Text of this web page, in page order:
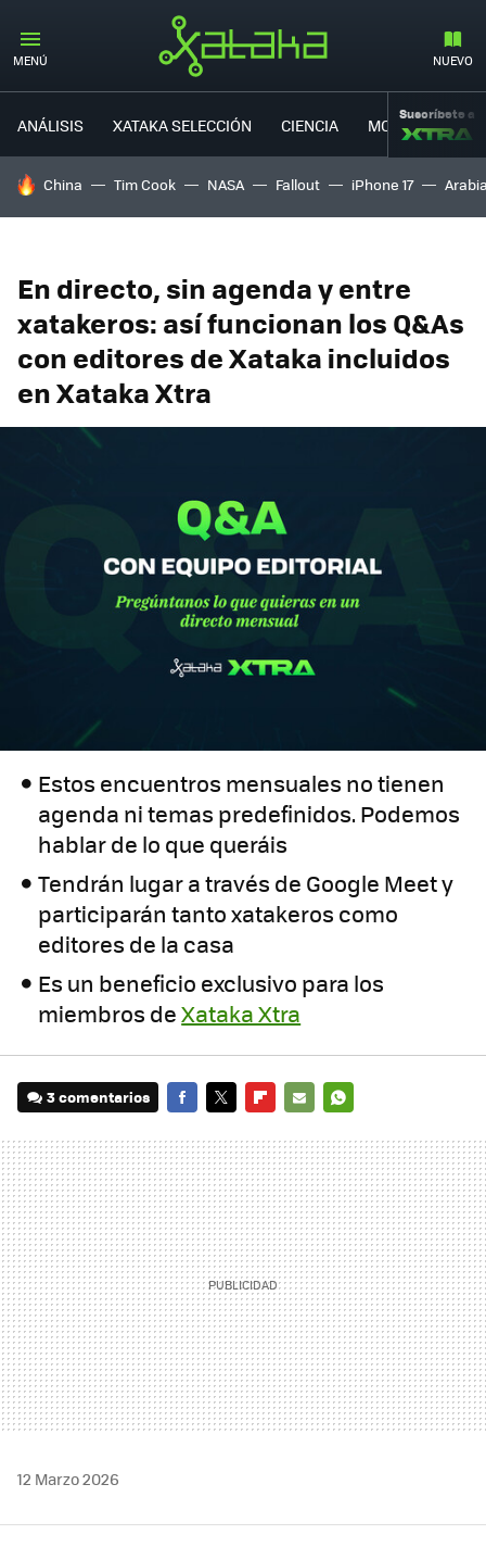
MENÚ NUEVO
ANÁLISIS XATAKA SELECCIÓN CIENCIA MOVILIDAD
Suscríbete a
HOY SE HABLA DE
China Tim Cook NASA Fallout iPhone 17
En directo, sin agenda y entre
xatakeros: así funcionan los Q&As
con editores de Xataka incluidos
en Xataka Xtra
Estos encuentros mensuales no tienen
agenda ni temas predefinidos. Podemos
hablar de lo que queráis
Tendrán lugar a través de Google Meet y
participarán tanto xatakeros como
editores de la casa
Es un beneficio exclusivo para los
miembros deXataka Xtra
3 comentarios
MAIL
12 Marzo 2026